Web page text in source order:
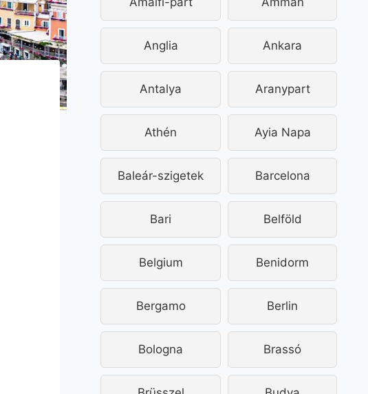
Anglia Ankara
Antalya Aranypart
Athén Ayia Napa
Baleár-szigetek Barcelona
Bari Belföld
Belgium Benidorm
Bergamo Berlin
Bologna Brassó